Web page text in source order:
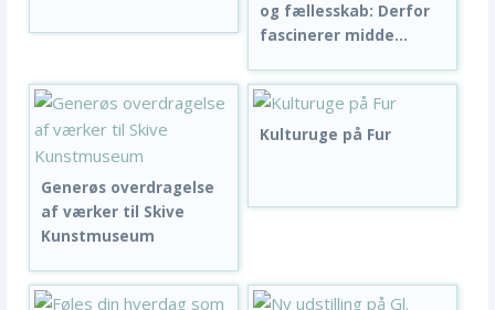
og fællesskab: Derfor
fascinerer midde...
Generøs overdragelse
af værker til Skive
Kunstmuseum
Kulturuge på Fur